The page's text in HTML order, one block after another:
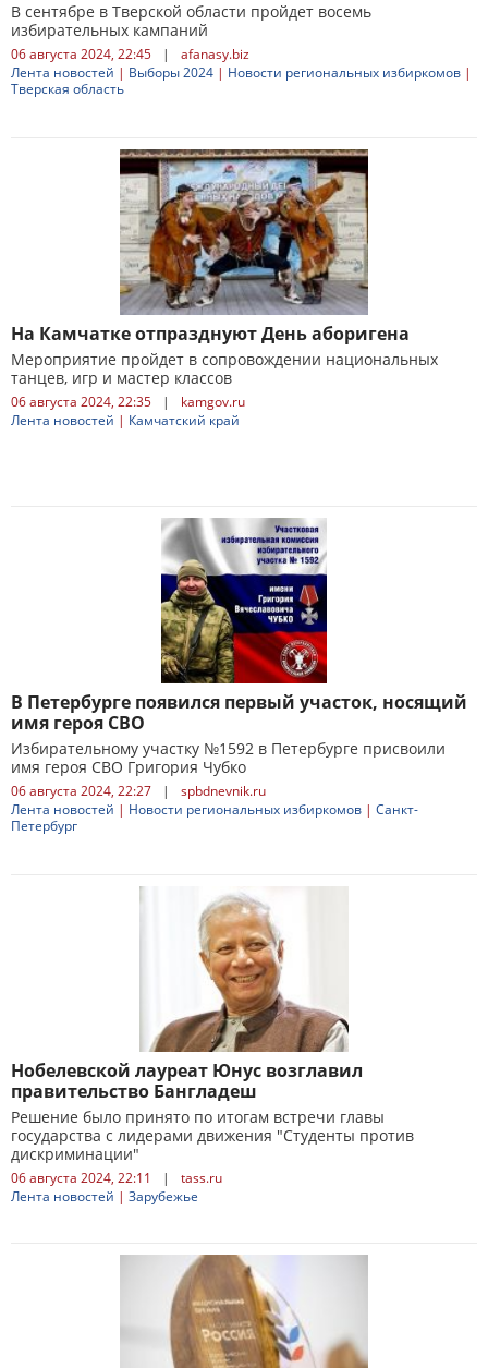
В сентябре в Тверской области пройдет восемь
избирательных кампаний
06 августа 2024, 22:45 |
afanasy.biz
Лента новостей | Выборы 2024 | Новости региональных избиркомов |
Тверская область
На Камчатке отпразднуют День аборигена
Мероприятие пройдет в сопровождении национальных
танцев, игр и мастер классов
06 августа 2024, 22:35 |
kamgov.ru
Лента новостей | Камчатский край
В Петербурге появился первый участок, носящий
имя героя СВО
Избирательному участку №1592 в Петербурге присвоили
имя героя СВО Григория Чубко
06 августа 2024, 22:27 |
spbdnevnik.ru
Лента новостей | Новости региональных избиркомов | Санкт-
Петербург
Нобелевской лауреат Юнус возглавил
правительство Бангладеш
Решение было принято по итогам встречи главы
государства с лидерами движения "Студенты против
дискриминации"
06 августа 2024, 22:11 |
tass.ru
Лента новостей | Зарубежье